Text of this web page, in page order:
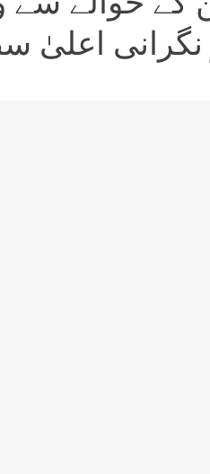
نگرانی اعلیٰ